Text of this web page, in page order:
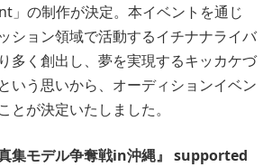
」の制作が決定。本イベントを通じ
ション領域で活動するイチナナライバ
多く創出し、夢を実現するキッカケづ
いう思いから、オーディションイベン
とが決定いたしました。
真集モデル争奪戦in沖縄』 supported